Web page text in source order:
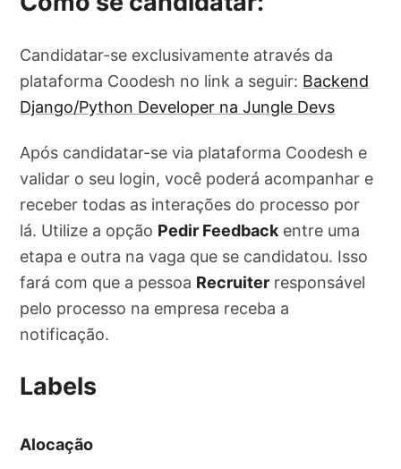
Candidatar-se exclusivamente através da
plataforma Coodesh no link a seguir: Backend
Django/Python Developer na Jungle Devs
Após candidatar-se via plataforma Coodesh e
validar o seu login, você poderá acompanhar e
receber todas as interações do processo por
lá. Utilize a opção Pedir Feedback entre uma
etapa e outra na vaga que se candidatou. Isso
fará com que a pessoa Recruiter responsável
pelo processo na empresa receba a
notificação.
Labels
Alocação